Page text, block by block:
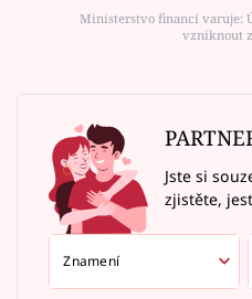
Ministerstvo financí varuje:
vzniknout
Jste si
zjistěte,